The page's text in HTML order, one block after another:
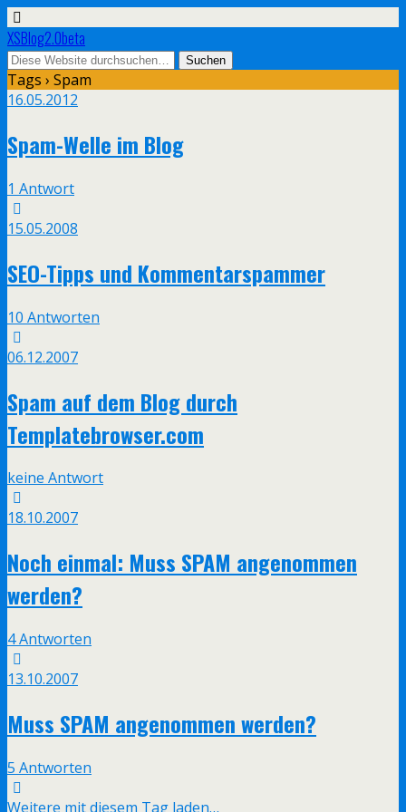
XSBlog2.0beta
Tags › Spam
16.05.2012
Spam-Welle im Blog
1 Antwort
15.05.2008
SEO-Tipps und Kommentarspammer
10 Antworten
06.12.2007
Spam auf dem Blog durch
Templatebrowser.com
keine Antwort
18.10.2007
Noch einmal: Muss SPAM angenommen
werden?
4 Antworten
13.10.2007
Muss SPAM angenommen werden?
5 Antworten
Weitere mit diesem Tag laden…